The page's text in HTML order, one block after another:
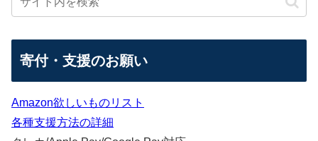
寄付・支援のお願い
Amazon欲しいものリスト
各種支援方法の詳細